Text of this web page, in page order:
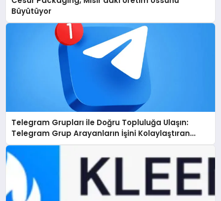
Büyütüyor
Telegram Grupları ile Doğru Topluluğa Ulaşın:
Telegram Grup Arayanların İşini Kolaylaştıran
Çözüm